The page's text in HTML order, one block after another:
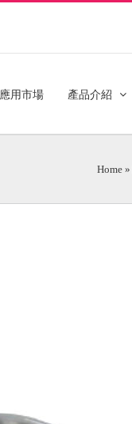
應用市場 產品介紹
Home »